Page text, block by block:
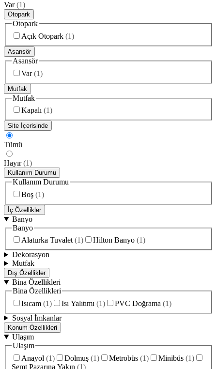
Var (1)
Otopark
Otopark
Açık Otopark (1)
Asansör
Asansör
Var (1)
Mutfak
Mutfak
Kapalı (1)
Site İçerisinde
Tümü
Hayır (1)
Kullanım Durumu
Kullanım Durumu
Boş (1)
İç Özellikler
Banyo
Banyo
Alaturka Tuvalet (1) Hilton Banyo (1)
Dekorasyon
Mutfak
Dış Özellikler
Bina Özellikleri
Bina Özellikleri
Isıcam (1) Isı Yalıtımı (1) PVC Doğrama (1)
Sosyal İmkanlar
Konum Özellikleri
Ulaşım
Ulaşım
Anayol (1) Dolmuş (1) Metrobüs (1) Minibüs (1)
Semt Pazarına Yakın (1)